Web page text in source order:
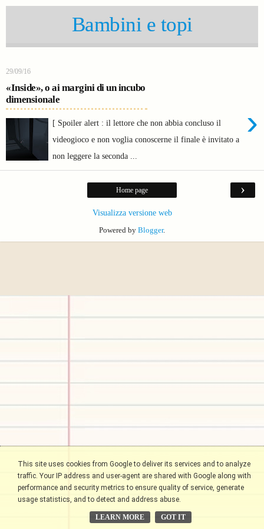
Bambini e topi
29/09/16
«Inside», o ai margini di un incubo
dimensionale
›
[ Spoiler alert : il lettore che non abbia concluso il
videogioco e non voglia conoscerne il finale è invitato a
non leggere la seconda ...
›
Home page
Visualizza versione web
Powered by Blogger.
This site uses cookies from Google to deliver its services and to analyze
traffic. Your IP address and user-agent are shared with Google along with
performance and security metrics to ensure quality of service, generate
usage statistics, and to detect and address abuse.
LEARN MORE GOT IT